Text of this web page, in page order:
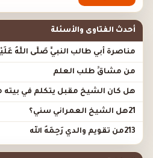
أحدث الفتاوى والأسئلة
مناصرة أبي طالب النبيَّ صَلَّى اللَّهُ
من مشاقِّ طلب العلم
هل كان الشيخ مقبل يتكلم في بيته
21هل الشيخ العمراني سني؟
213من تقويم والدي رَحِمَهُ الله